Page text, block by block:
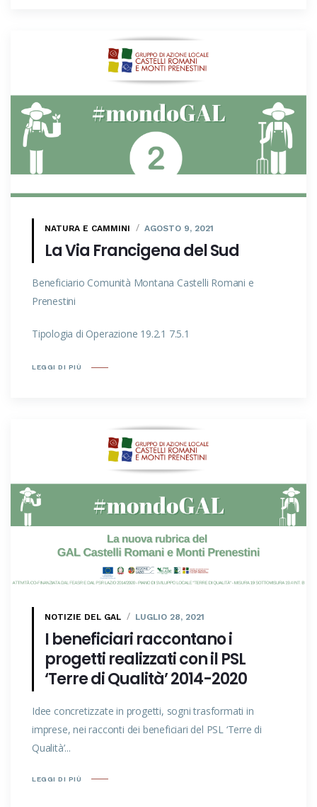
NATURA E CAMMINI AGOSTO 9, 2021
La Via Francigena del Sud
Beneficiario Comunità Montana Castelli Romani e
Prenestini
Tipologia di Operazione 19.2.1 7.5.1
LEGGI DI PIÙ
NOTIZIE DEL GAL LUGLIO 28, 2021
I beneficiari raccontano i
progetti realizzati con il PSL
‘Terre di Qualità’ 2014-2020
Idee concretizzate in progetti, sogni trasformati in
imprese, nei racconti dei beneficiari del PSL ‘Terre di
Qualità’...
LEGGI DI PIÙ